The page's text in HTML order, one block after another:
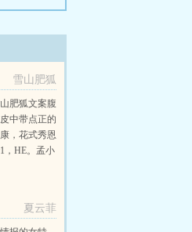
雪山肥狐
肥狐文案腹
中带点正的
，花式秀恩
，HE。孟小
夏云菲